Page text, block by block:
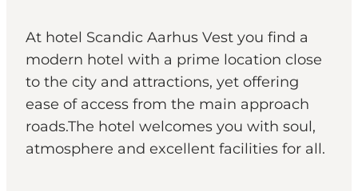
Quoi faire
Hébergements
Planifiez votre voyage
At hotel Scandic Aarhus Vest you find a
modern hotel with a prime location close
to the city and attractions, yet offering
ease of access from the main approach
roads.The hotel welcomes you with soul,
atmosphere and excellent facilities for all.